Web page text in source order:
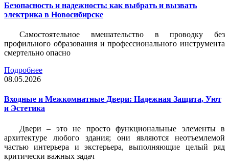
Безопасность и надежность: как выбрать и вызвать
электрика в Новосибирске
Самостоятельное вмешательство в проводку без
профильного образования и профессионального инструмента
смертельно опасно
Подробнее
08.05.2026
Входные и Межкомнатные Двери: Надежная Защита, Уют
и Эстетика
Двери – это не просто функциональные элементы в
архитектуре любого здания; они являются неотъемлемой
частью интерьера и экстерьера, выполняющие целый ряд
критически важных задач